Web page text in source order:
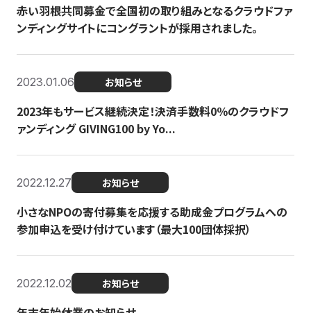
赤い羽根共同募金で全国初の取り組みとなるクラウドファ
ンディングサイトにコングラントが採用されました。
2023.01.06 お知らせ
2023年もサービス継続決定！決済手数料0％のクラウドフ
ァンディング GIVING100 by Yo...
2022.12.27 お知らせ
小さなNPOの寄付募集を応援する助成金プログラムへの
参加申込を受け付けています（最大100団体採択）
2022.12.02 お知らせ